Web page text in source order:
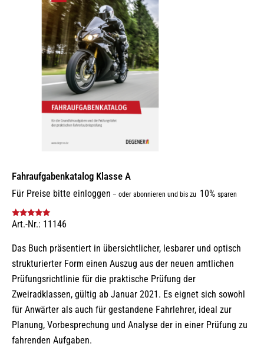
Fahraufgabenkatalog Klasse A
Für Preise bitte einloggen – oder abonnieren und bis zu 10% sparen
Bewertet mit
Art.-Nr.: 11146
Das Buch präsentiert in übersichtlicher, lesbarer und optisch
strukturierter Form einen Auszug aus der neuen amtlichen
Prüfungsrichtlinie für die praktische Prüfung der
Zweiradklassen, gültig ab Januar 2021. Es eignet sich sowohl
für Anwärter als auch für gestandene Fahrlehrer, ideal zur
Planung, Vorbesprechung und Analyse der in einer Prüfung zu
fahrenden Aufgaben.